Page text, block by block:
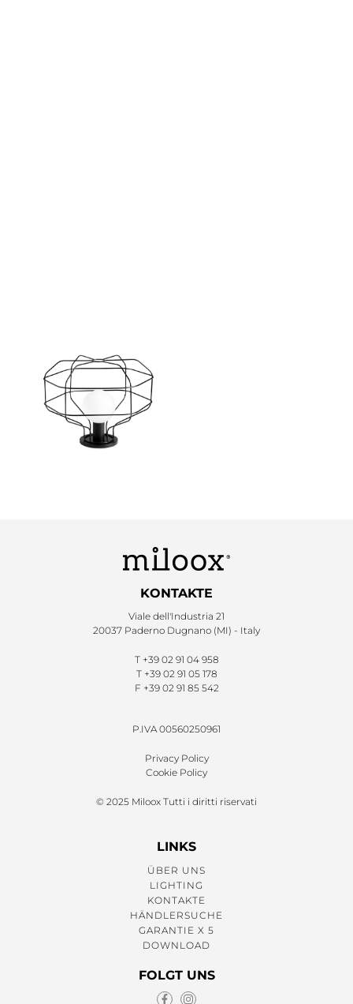
KONTAKTE
Viale dell'Industria 21
20037 Paderno Dugnano (MI) - Italy
T +39 02 91 04 958
T +39 02 91 05 178
F +39 02 91 85 542
P.IVA 00560250961
Privacy Policy
Cookie Policy
© 2025 Miloox Tutti i diritti riservati
LINKS
ÜBER UNS
LIGHTING
KONTAKTE
HÄNDLERSUCHE
GARANTIE X 5
DOWNLOAD
FOLGT UNS